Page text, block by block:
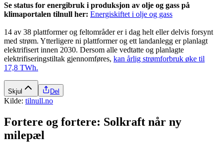
Se status for energibruk i produksjon av olje og gass på
klimaportalen tilnull her: Energiskiftet i olje og gass
14 av 38 plattformer og feltområder er i dag helt eller delvis forsynt
med strøm. Ytterligere ni plattformer og ett landanlegg er planlagt
elektrifisert innen 2030. Dersom alle vedtatte og planlagte
elektrifiseringstiltak gjennomføres, kan årlig strømforbruk øke til
17,8 TWh.
Skjul Del
Kilde: tilnull.no
Fortere og fortere: Solkraft når ny
milepæl